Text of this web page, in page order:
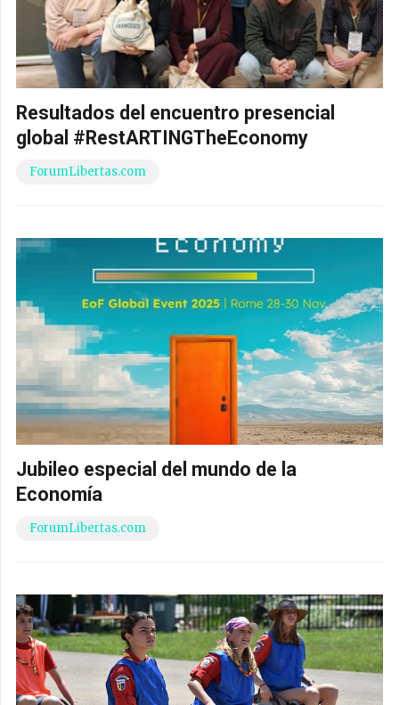
Resultados del encuentro presencial
global #RestARTINGTheEconomy
ForumLibertas.com
Jubileo especial del mundo de la
Economía
ForumLibertas.com